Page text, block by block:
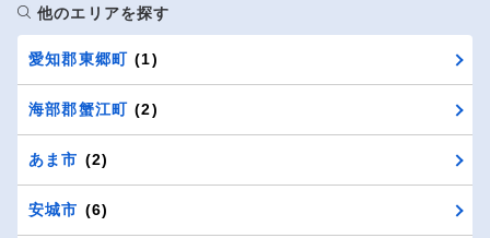
他のエリアを探す
愛知郡東郷町 (1)
海部郡蟹江町 (2)
あま市 (2)
安城市 (6)